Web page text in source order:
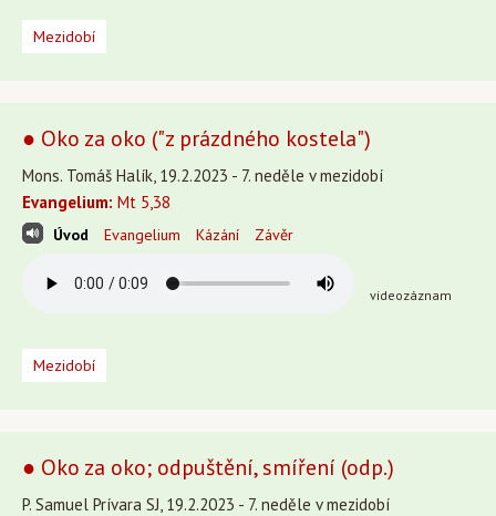
Mezidobí
● Oko za oko ("z prázdného kostela")
Mons. Tomáš Halík, 19.2.2023 - 7. neděle v mezidobí
Evangelium: Mt 5,38
Úvod Evangelium Kázání Závěr
videozáznam
Mezidobí
● Oko za oko; odpuštění, smíření (odp.)
P. Samuel Prívara SJ, 19.2.2023 - 7. neděle v mezidobí